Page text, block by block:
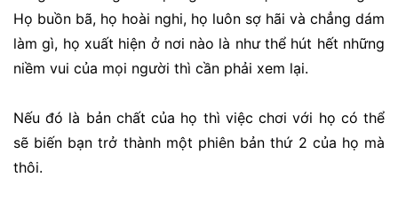
Họ buồn bã, họ hoài nghi, họ luôn sợ hãi và chẳng dám
làm gì, họ xuất hiện ở nơi nào là như thể hút hết những
niềm vui của mọi người thì cần phải xem lại.
Nếu đó là bản chất của họ thì việc chơi với họ có thể
sẽ biến bạn trở thành một phiên bản thứ 2 của họ mà
thôi.